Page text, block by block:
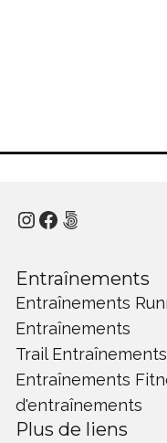
Instagram
Facebook
500px
Entraînements
Entraînements
Entraînements
Trail
Entraînements
d'entraînements
Plus de liens